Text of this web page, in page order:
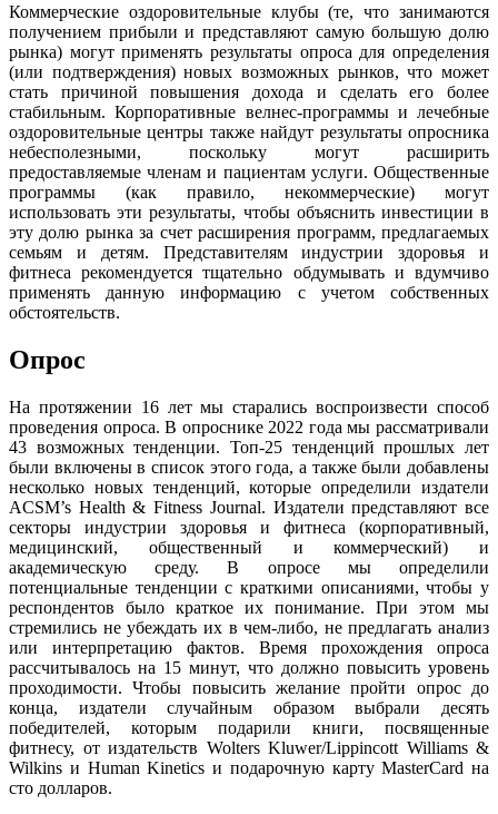
Коммерческие оздоровительные клубы (те, что занимаются
получением прибыли и представляют самую большую долю
рынка) могут применять результаты опроса для определения
(или подтверждения) новых возможных рынков, что может
стать причиной повышения дохода и сделать его более
стабильным. Корпоративные велнес-программы и лечебные
оздоровительные центры также найдут результаты опросника
небесполезными, поскольку могут расширить
предоставляемые членам и пациентам услуги. Общественные
программы (как правило, некоммерческие) могут
использовать эти результаты, чтобы объяснить инвестиции в
эту долю рынка за счет расширения программ, предлагаемых
семьям и детям. Представителям индустрии здоровья и
фитнеса рекомендуется тщательно обдумывать и вдумчиво
применять данную информацию с учетом собственных
обстоятельств.
Опрос
На протяжении 16 лет мы старались воспроизвести способ
проведения опроса. В опроснике 2022 года мы рассматривали
43 возможных тенденции. Топ-25 тенденций прошлых лет
были включены в список этого года, а также были добавлены
несколько новых тенденций, которые определили издатели
ACSM’s Health & Fitness Journal. Издатели представляют все
секторы индустрии здоровья и фитнеса (корпоративный,
медицинский, общественный и коммерческий) и
академическую среду. В опросе мы определили
потенциальные тенденции с краткими описаниями, чтобы у
респондентов было краткое их понимание. При этом мы
стремились не убеждать их в чем-либо, не предлагать анализ
или интерпретацию фактов. Время прохождения опроса
рассчитывалось на 15 минут, что должно повысить уровень
проходимости. Чтобы повысить желание пройти опрос до
конца, издатели случайным образом выбрали десять
победителей, которым подарили книги, посвященные
фитнесу, от издательств Wolters Kluwer/Lippincott Williams &
Wilkins и Human Kinetics и подарочную карту MasterCard на
сто долларов.